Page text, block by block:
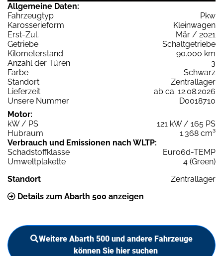
Allgemeine Daten:
Fahrzeugtyp
Pkw
Karosserieform
Kleinwagen
Erst-Zul.
Mär / 2021
Getriebe
Schaltgetriebe
Kilometerstand
90.000 km
Anzahl der Türen
3
Farbe
Schwarz
Standort
Zentrallager
Lieferzeit
ab ca. 12.08.2026
Unsere Nummer
D0018710
Motor:
kW / PS
121 kW / 165 PS
Hubraum
1.368 cm³
Verbrauch und Emissionen nach WLTP:
Schadstoffklasse
Euro6d-TEMP
Umweltplakette
4 (Green)
Standort
Zentrallager
Details zum Abarth 500 anzeigen
Weitere Abarth 500 und andere Fahrzeuge
können Sie hier suchen